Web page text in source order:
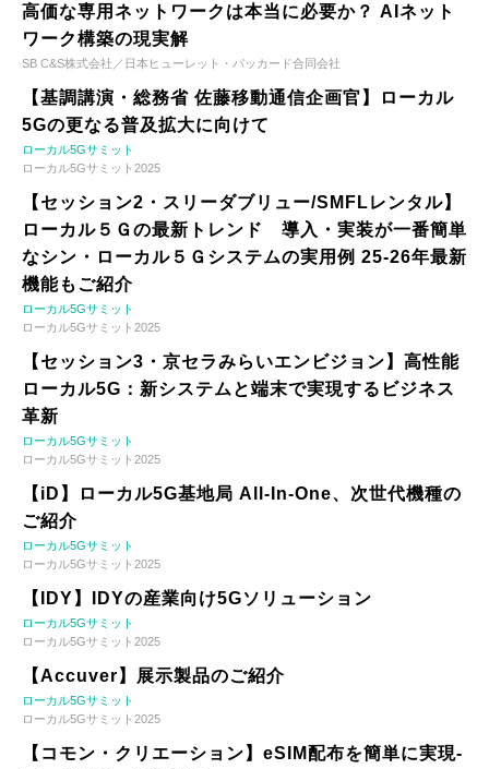
高価な専用ネットワークは本当に必要か？ AIネット
ワーク構築の現実解
SB C&S株式会社／日本ヒューレット・パッカード合同会社
【基調講演・総務省 佐藤移動通信企画官】ローカル
5Gの更なる普及拡大に向けて
ローカル5Gサミット
ローカル5Gサミット2025
【セッション2・スリーダブリュー/SMFLレンタル】
ローカル５Ｇの最新トレンド 導入・実装が一番簡単
なシン・ローカル５Ｇシステムの実用例 25-26年最新
機能もご紹介
ローカル5Gサミット
ローカル5Gサミット2025
【セッション3・京セラみらいエンビジョン】高性能
ローカル5G：新システムと端末で実現するビジネス
革新
ローカル5Gサミット
ローカル5Gサミット2025
【iD】ローカル5G基地局 All-In-One、次世代機種の
ご紹介
ローカル5Gサミット
ローカル5Gサミット2025
【IDY】IDYの産業向け5Gソリューション
ローカル5Gサミット
ローカル5Gサミット2025
【Accuver】展示製品のご紹介
ローカル5Gサミット
ローカル5Gサミット2025
【コモン・クリエーション】eSIM配布を簡単に実現-